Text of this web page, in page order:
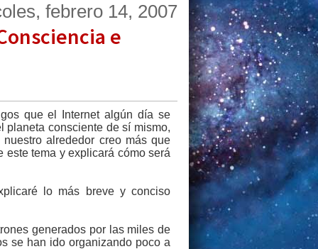
febrero 14, 2007
e
que el Internet algún día se
planeta consciente de sí mismo,
alrededor creo más que
este tema y explicará cómo será
lo más breve y conciso
generados por las miles de
se han ido organizando poco a